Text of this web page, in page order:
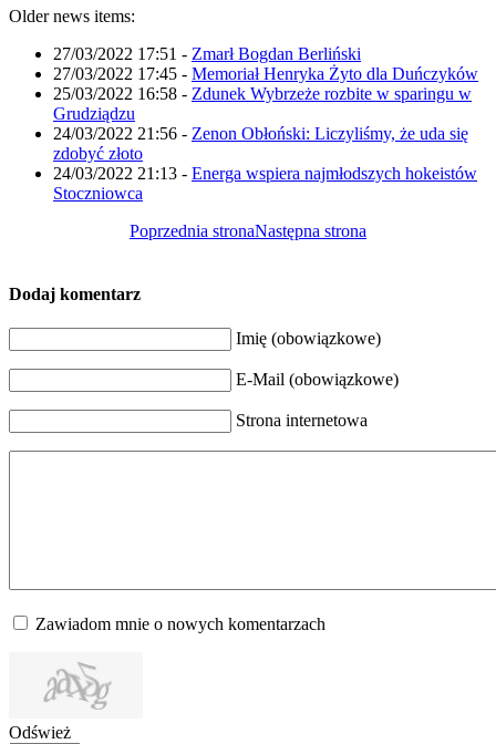
Older news items:
27/03/2022 17:51 - Zmarł Bogdan Berliński
27/03/2022 17:45 - Memoriał Henryka Żyto dla Duńczyków
25/03/2022 16:58 - Zdunek Wybrzeże rozbite w sparingu w
Grudziądzu
24/03/2022 21:56 - Zenon Obłoński: Liczyliśmy, że uda się
zdobyć złoto
24/03/2022 21:13 - Energa wspiera najmłodszych hokeistów
Stoczniowca
Poprzednia stronaNastępna strona
Dodaj komentarz
Imię (obowiązkowe)
E-Mail (obowiązkowe)
Strona internetowa
Zawiadom mnie o nowych komentarzach
Odśwież